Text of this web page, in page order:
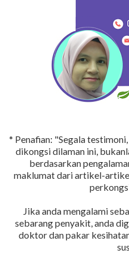
* Penafian: "Segala
dikongsi dilaman ini,
berdasarkan
maklumat dari artikel-
Jika anda mengalami
sebarang penyakit, anda
doktor dan pakar